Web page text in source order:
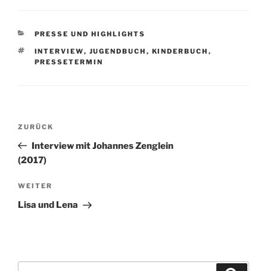
KATEGORIEN
PRESSE UND HIGHLIGHTS
SCHLAGWÖRTER
INTERVIEW, JUGENDBUCH , KINDERBUCH ,
PRESSETERMIN
Beitragsnavigation
Vorheriger
Beitrag
ZURÜCK
Interview mit Johannes Zenglein
(2017)
Nächster
Beitrag
WEITER
Lisa und Lena